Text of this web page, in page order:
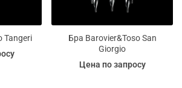
Tangeri
Бра Barovier&Toso San
Giorgio
Цена по запросу